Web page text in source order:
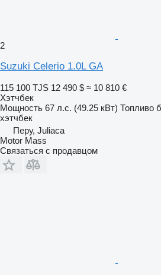
2
Suzuki Celerio 1.0L GA
115 100 TJS 12 490 $ ≈ 10 810 €
Хэтчбек
Мощность 67 л.с. (49.25 кВт) Топливо
хэтчбек
Перу, Juliaca
Motor Mass
Связаться с продавцом